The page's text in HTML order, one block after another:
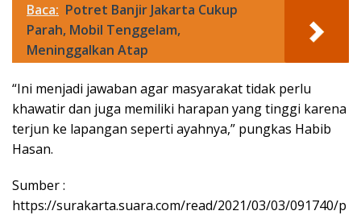
Baca: Potret Banjir Jakarta Cukup
Parah, Mobil Tenggelam,
Meninggalkan Atap
“Ini menjadi jawaban agar masyarakat tidak perlu
khawatir dan juga memiliki harapan yang tinggi karena
terjun ke lapangan seperti ayahnya,” pungkas Habib
Hasan.
Sumber :
https://surakarta.suara.com/read/2021/03/03/091740/p